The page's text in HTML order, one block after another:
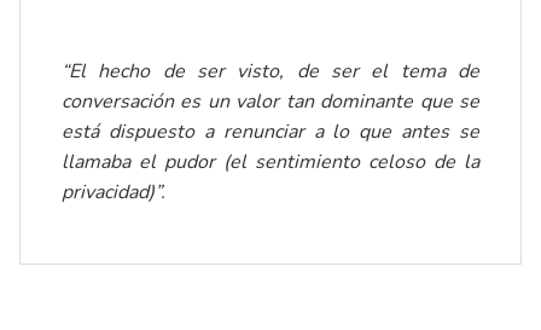
“El hecho de ser visto, de ser el tema de
conversación es un valor tan dominante que se
está dispuesto a renunciar a lo que antes se
llamaba el pudor (el sentimiento celoso de la
privacidad)”.